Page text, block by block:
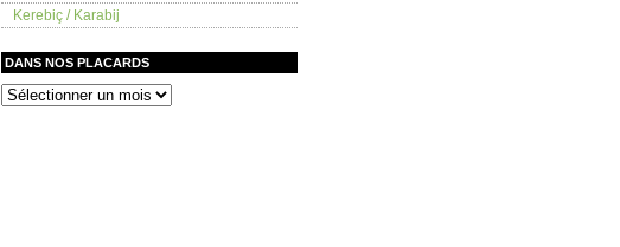
Kerebiç / Karabij
DANS NOS PLACARDS
dans
nos